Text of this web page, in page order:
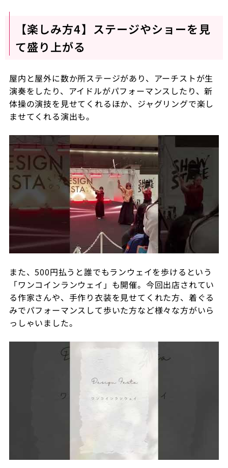
【楽しみ方4】ステージやショーを見
て盛り上がる
屋内と屋外に数か所ステージがあり、アーチストが生
演奏をしたり、アイドルがパフォーマンスしたり、新
体操の演技を見せてくれるほか、ジャグリングで楽し
ませてくれる演出も。
また、500円払うと誰でもランウェイを歩けるという
「ワンコインランウェイ」も開催。今回出店されてい
る作家さんや、手作り衣装を見せてくれた方、着ぐる
みでパフォーマンスして歩いた方など様々な方がいら
っしゃいました。